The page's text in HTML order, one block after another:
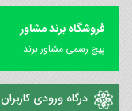
فروشگاه برند مشاور
پیچ رسمی مشاور برند
درگاه ورودی کاربران